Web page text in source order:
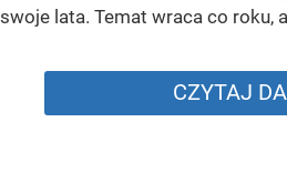
swoje lata. Temat wraca co roku,
CZYTAJ